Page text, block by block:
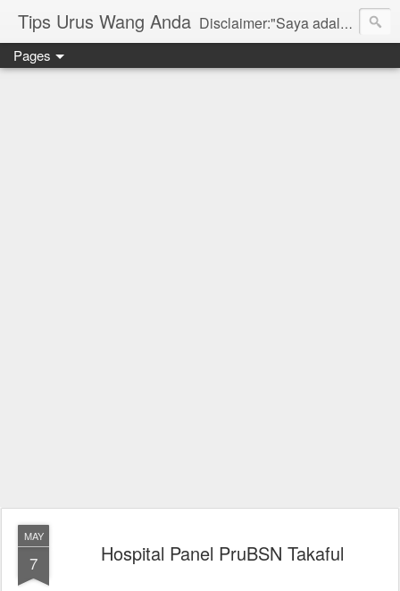
Tips Urus Wang Anda Disclaimer:"Saya adalah seorang agent di bawah agensi yang mewakili Syarikat PruBSN Takaful Bhd. Maklumat di dlm blog ini hanyalah penerangan ringkas dan berdasarkan pendapat peribadi saya dan bukan sebahagian daripada sijil. Saya dan syarikat PruBSN tidak akan bertanggungjawab sekiranya terdapat salah faham dalam apa yang disampaikan. Anda dinasihatkan untuk berjumpa terus dgn wakil sah utk mendapatkan penerangan yang lebih terperinci. Sila layari web rasmi di www.prubsn.com.my"
Pages
MAY
7 Hospital Panel PruBSN Takaful